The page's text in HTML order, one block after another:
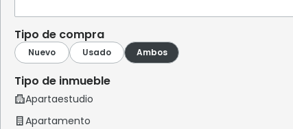
Tipo de compra
Tipo de inmueble